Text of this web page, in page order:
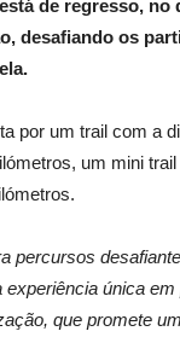
de regresso, no
desafiando os
por um trail com a
um mini
percursos
única em
que promete